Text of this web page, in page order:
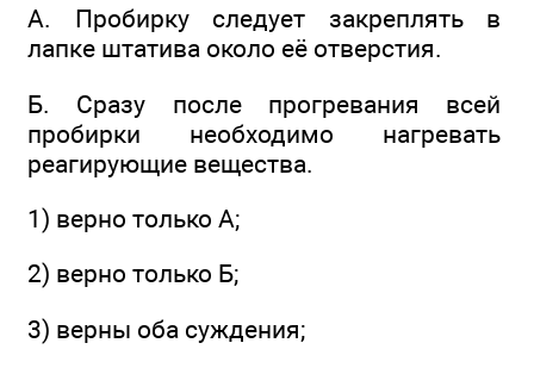
А. Пробирку следует закреплять в
лапке штатива около её отверстия.
Б. Сразу после прогревания всей
пробирки необходимо нагревать
реагирующие вещества.
1) верно только А;
2) верно только Б;
3) верны оба суждения;